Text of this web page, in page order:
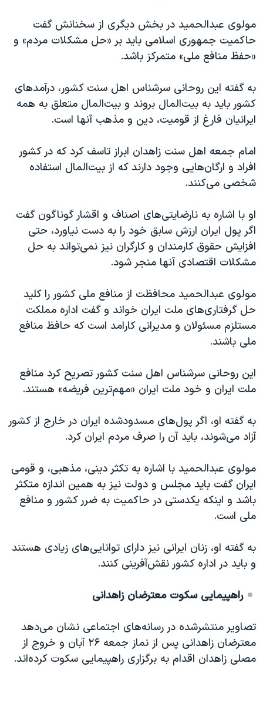
مولوی عبدالحمید در بخش دیگری از سخنانش گفت
حاکمیت جمهوری اسلامی باید بر «حل مشکلات مردم» و
«حفظ منافع ملی» متمرکز باشد.
به گفته این روحانی سرشناس اهل سنت کشور، درآمدهای
کشور باید به بیت‌المال بروند و بیت‌المال متعلق به همه
ایرانیان فارغ از قومیت، دین و مذهب آنها است.
امام جمعه اهل سنت زاهدان ابراز تاسف کرد که در کشور
افراد و ارگان‌هایی وجود دارند که از بیت‌المال استفاده
شخصی می‌کنند.
او با اشاره به نارضایتی‌های اصناف و اقشار گوناگون گفت
اگر پول ایران ارزش سابق خود را به دست نیاورد، حتی
افزایش حقوق کارمندان و کارگران نیز نمی‌تواند به حل
مشکلات اقتصادی آنها منجر شود.
مولوی عبدالحمید محافظت از منافع ملی کشور را کلید
حل گرفتاری‌های ملت ایران خواند و گفت اداره مملکت
مستلزم مسئولان و مدیرانی کارامد است که حافظ منافع
ملی باشند.
این روحانی سرشناس اهل سنت کشور تصریح کرد منافع
ملت ایران و خود ملت ایران «مهم‌ترین فریضه» هستند.
به گفته او، اگر پول‌های مسدودشده ایران در خارج از کشور
آزاد می‌شوند، باید آن را صرف مردم ایران کرد.
مولوی عبدالحمید با اشاره به تکثر دینی، مذهبی، و قومی
ایران گفت باید مجلس و دولت نیز به همین اندازه متکثر
باشد و اینکه یکدستی در حاکمیت به ضرر کشور و منافع
ملی است.
به گفته او، زنان ایرانی نیز دارای توانایی‌های زیادی هستند
و باید در اداره کشور نقش‌آفرینی کنند.
راهپیمایی سکوت معترضان زاهدانی
تصاویر منتشرشده در رسانه‌های اجتماعی نشان می‌دهد
معترضان زاهدانی پس از نماز جمعه ۲۶ آبان و خروج از
مصلی زاهدان اقدام به برگزاری راهپیمایی سکوت کرده‌اند.